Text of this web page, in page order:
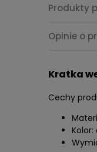
Produkty
Opinie o
Kratka
Cechy